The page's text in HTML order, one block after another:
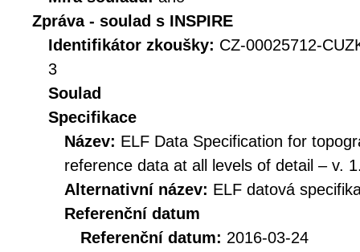
Zpráva - soulad s INSPIRE
Identifikátor zkoušky: CZ-00025712-
3
Soulad
Specifikace
Název: ELF Data Specification for
reference data at all levels of detail – v.
Alternativní název: ELF datová
Referenční datum
Referenční datum: 2016-03-24